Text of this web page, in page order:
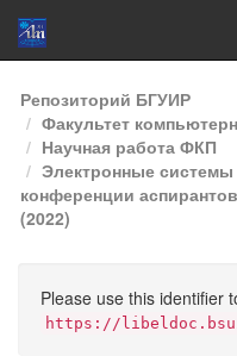
Skip
navigation
Репозиторий БГУИР
Факультет
Научная работа ФКП
Электронные
конференции
(2022)
Please use this identifier
https://